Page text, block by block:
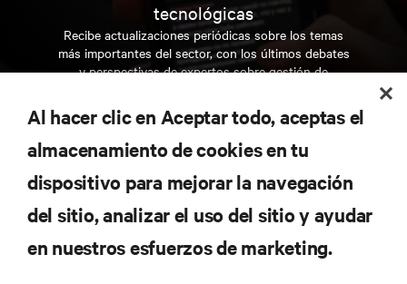
tecnológicas
Recibe actualizaciones periódicas sobre los temas
más importantes del sector, con los últimos debates
y perspectivas de expertos sobre gestión de
REGÍSTRATE AHORA
SOPORTE
Al hacer clic en Aceptar todo, aceptas el
almacenamiento de cookies en tu
dispositivo para mejorar la navegación
del sitio, analizar el uso del sitio y ayudar
en nuestros esfuerzos de marketing.